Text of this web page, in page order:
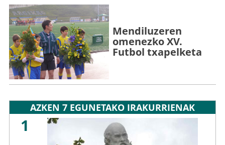
Mendiluzeren
omenezko XV.
Futbol txapelketa
AZKEN 7 EGUNETAKO IRAKURRIENAK
1